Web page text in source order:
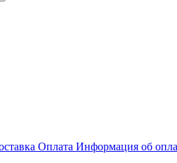
Оплата Информация об